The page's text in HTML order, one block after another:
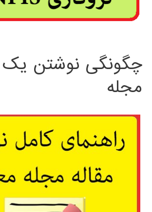
چگونگی نوشتن یک
مجله